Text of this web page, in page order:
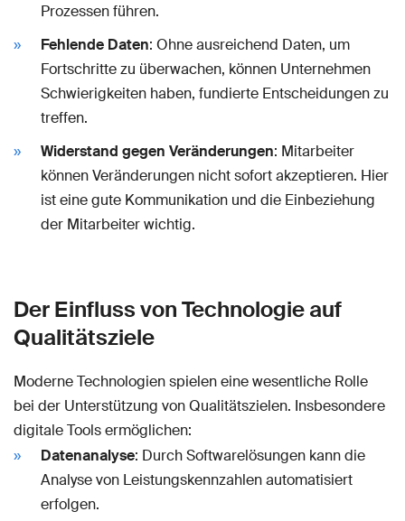
Prozessen führen.
Fehlende Daten: Ohne ausreichend Daten, um
Fortschritte zu überwachen, können Unternehmen
Schwierigkeiten haben, fundierte Entscheidungen zu
treffen.
Widerstand gegen Veränderungen: Mitarbeiter
können Veränderungen nicht sofort akzeptieren. Hier
ist eine gute Kommunikation und die Einbeziehung
der Mitarbeiter wichtig.
Der Einfluss von Technologie auf
Qualitätsziele
Moderne Technologien spielen eine wesentliche Rolle
bei der Unterstützung von Qualitätszielen. Insbesondere
digitale Tools ermöglichen:
Datenanalyse: Durch Softwarelösungen kann die
Analyse von Leistungskennzahlen automatisiert
erfolgen.